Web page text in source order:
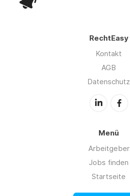
RechtEasy
Kontakt
AGB
Datenschutz
Menü
Arbeitgeber
Jobs finden
Startseite